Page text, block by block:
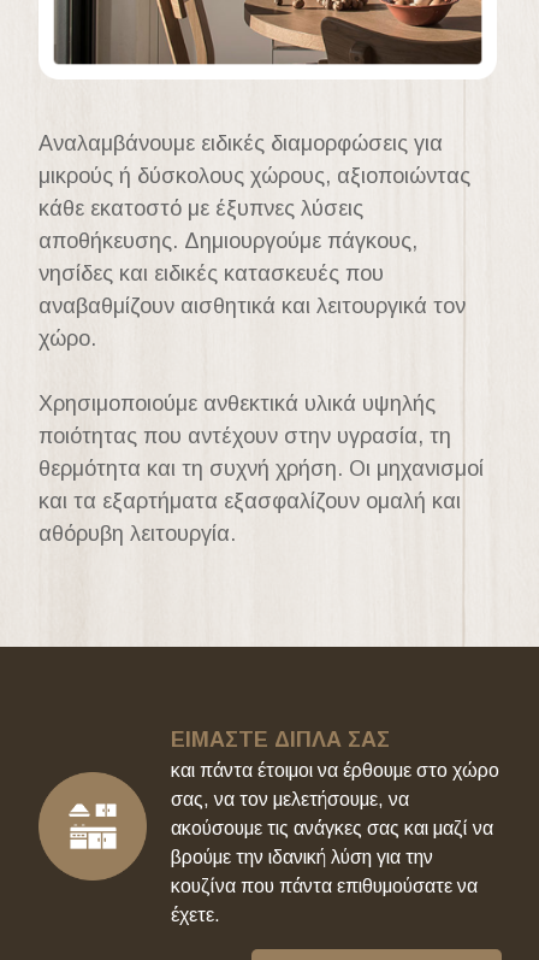
Αναλαμβάνουμε ειδικές διαμορφώσεις για
μικρούς ή δύσκολους χώρους, αξιοποιώντας
κάθε εκατοστό με έξυπνες λύσεις
αποθήκευσης. Δημιουργούμε πάγκους,
νησίδες και ειδικές κατασκευές που
αναβαθμίζουν αισθητικά και λειτουργικά τον
χώρο.
Χρησιμοποιούμε ανθεκτικά υλικά υψηλής
ποιότητας που αντέχουν στην υγρασία, τη
θερμότητα και τη συχνή χρήση. Οι μηχανισμοί
και τα εξαρτήματα εξασφαλίζουν ομαλή και
αθόρυβη λειτουργία.
ΕΙΜΑΣΤΕ ΔΙΠΛΑ ΣΑΣ
και πάντα έτοιμοι να έρθουμε στο χώρο
σας, να τον μελετήσουμε, να
ακούσουμε τις ανάγκες σας και μαζί να
βρούμε την ιδανική λύση για την
κουζίνα που πάντα επιθυμούσατε να
έχετε.